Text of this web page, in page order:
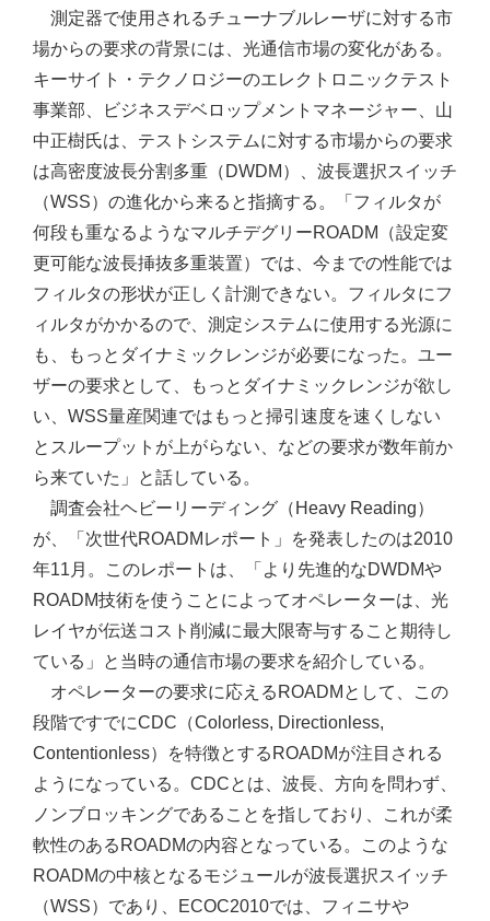
測定器で使用されるチューナブルレーザに対する市
場からの要求の背景には、光通信市場の変化がある。
キーサイト・テクノロジーのエレクトロニックテスト
事業部、ビジネスデベロップメントマネージャー、山
中正樹氏は、テストシステムに対する市場からの要求
は高密度波長分割多重（DWDM）、波長選択スイッチ
（WSS）の進化から来ると指摘する。「フィルタが
何段も重なるようなマルチデグリーROADM（設定変
更可能な波長挿抜多重装置）では、今までの性能では
フィルタの形状が正しく計測できない。フィルタにフ
ィルタがかかるので、測定システムに使用する光源に
も、もっとダイナミックレンジが必要になった。ユー
ザーの要求として、もっとダイナミックレンジが欲し
い、WSS量産関連ではもっと掃引速度を速くしない
とスループットが上がらない、などの要求が数年前か
ら来ていた」と話している。
調査会社ヘビーリーディング（Heavy Reading）
が、「次世代ROADMレポート」を発表したのは2010
年11月。このレポートは、「より先進的なDWDMや
ROADM技術を使うことによってオペレーターは、光
レイヤが伝送コスト削減に最大限寄与すること期待し
ている」と当時の通信市場の要求を紹介している。
オペレーターの要求に応えるROADMとして、この
段階ですでにCDC（Colorless, Directionless,
Contentionless）を特徴とするROADMが注目される
ようになっている。CDCとは、波長、方向を問わず、
ノンブロッキングであることを指しており、これが柔
軟性のあるROADMの内容となっている。このような
ROADMの中核となるモジュールが波長選択スイッチ
（WSS）であり、ECOC2010では、フィニサや